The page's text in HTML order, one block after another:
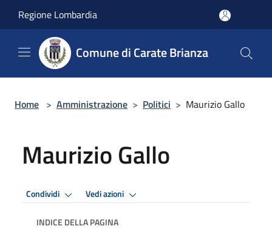
Regione Lombardia
Comune di Carate Brianza
Home > Amministrazione > Politici > Maurizio Gallo
Maurizio Gallo
Condividi Vedi azioni
INDICE DELLA PAGINA